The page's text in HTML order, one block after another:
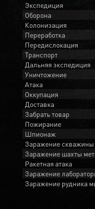
Экспедиция
Оборона
Колонизация
Переработка
Передислокация
Транспорт
Дальняя экспедиция
Уничтожение
Атака
Оккупация
Доставка
Забрать товар
Пожирание
Шпионаж
Заражение скважины
Заражение шахты
Ракетная атака
Заражение
Заражение рудника